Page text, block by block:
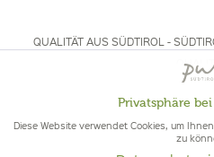
QUALITÄT AUS SÜDTIROL -
Privatsphäre
Diese Website verwendet Cookies, um
zu